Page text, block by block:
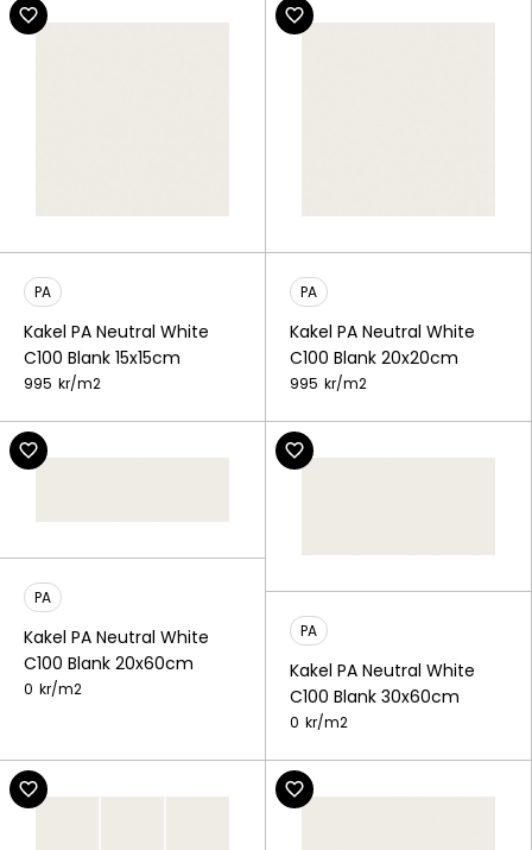
PA
Kakel PA Neutral White
C100 Blank 15x15cm
995 kr/m2
PA
Kakel PA Neutral White
C100 Blank 20x20cm
995 kr/m2
PA
Kakel PA Neutral White
C100 Blank 20x60cm
0 kr/m2
PA
Kakel PA Neutral White
C100 Blank 30x60cm
0 kr/m2